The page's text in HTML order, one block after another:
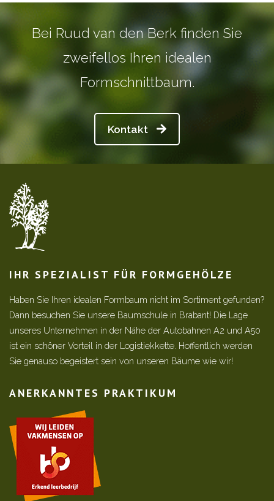
Bei Ruud van den Berk finden Sie
zweifellos Ihren idealen
Formschnittbaum.
Kontakt
IHR SPEZIALIST FÜR FORMGEHÖLZE
Haben Sie Ihren idealen Formbaum nicht im Sortiment gefunden?
Dann besuchen Sie unsere Baumschule in Brabant! Die Lage
unseres Unternehmen in der Nähe der Autobahnen A2 und A50
ist ein schöner Vorteil in der Logistiekkette. Hoffentlich werden
Sie genauso begeistert sein von unseren Bäume wie wir!
ANERKANNTES PRAKTIKUM